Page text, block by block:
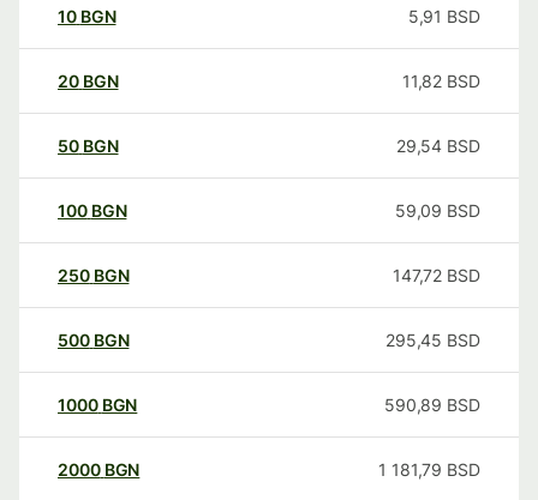
10 BGN 5,91 BSD
20 BGN 11,82 BSD
50 BGN 29,54 BSD
100 BGN 59,09 BSD
250 BGN 147,72 BSD
500 BGN 295,45 BSD
1000 BGN 590,89 BSD
2000 BGN 1 181,79 BSD